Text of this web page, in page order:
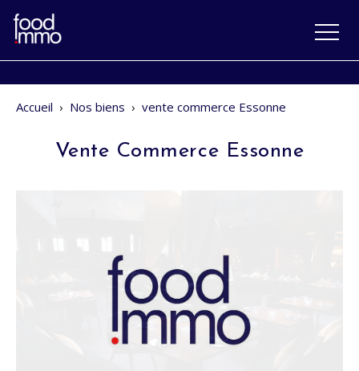
Accueil › Nos biens › vente commerce Essonne
Vente Commerce Essonne